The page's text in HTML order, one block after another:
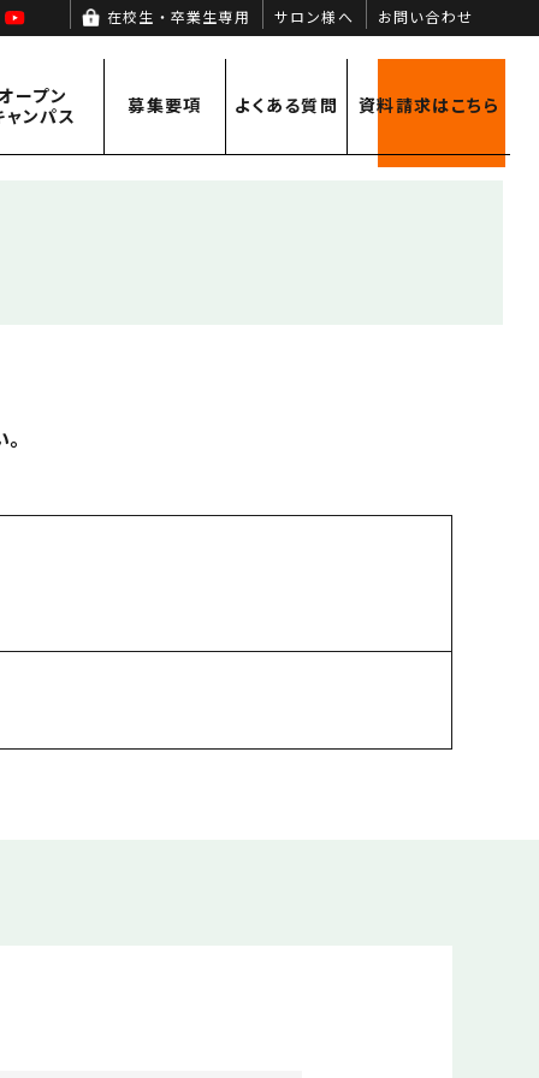
FacebookYouTube 在校生・卒業生専用 サロン様へ お問い合わせ
ープン
ャンパス
募集要項 よくある質問 資料請求はこちら